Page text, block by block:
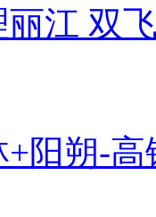
江 双
+阳朔-高